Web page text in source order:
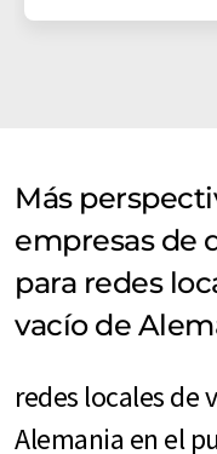
Más
empresas de
para redes
vacío de
redes locales de
Alemania en el